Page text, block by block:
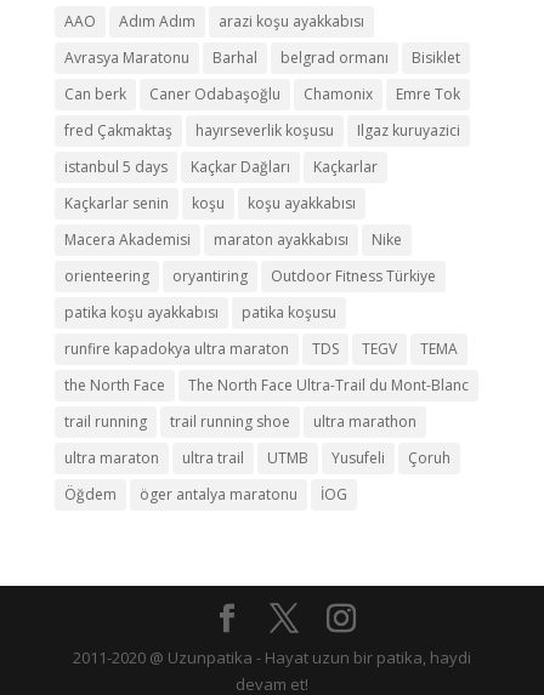
AAO Adım Adım
arazi koşu ayakkabısı
Avrasya Maratonu
Barhal belgrad ormanı
Bisiklet
Can berk
Caner Odabaşoğlu Chamonix
Emre Tok
fred Çakmaktaş
hayırseverlik koşusu
Ilgaz kuruyazici
istanbul 5 days
Kaçkar Dağları
Kaçkarlar
Kaçkarlar senin
koşu
koşu ayakkabısı
Macera Akademisi
maraton ayakkabısı
Nike
orienteering
oryantiring
Outdoor Fitness Türkiye
patika koşu ayakkabısı
patika koşusu
runfire kapadokya ultra maraton
TDS TEGV
TEMA
the North Face
The North Face Ultra-Trail du Mont-Blanc
trail running
trail running shoe
ultra marathon
ultra maraton
ultra trail UTMB Yusufeli
Çoruh
Öğdem
öger antalya maratonu İOG
2011-2020 @ Uzunpatika - Hayat uzun bir patika, haydi
devam et!